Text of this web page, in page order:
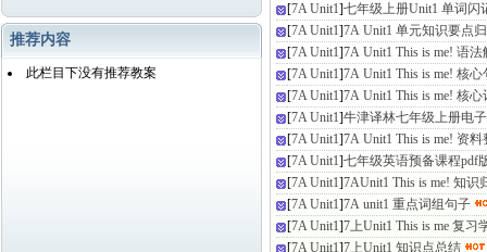
推荐内容
此栏目下没有推荐教案
[7A Unit1]七年级上册Unit1 单词闪
[7A Unit1]7A Unit1 单元知识要点
[7A Unit1]7A Unit1 This is me! 语法
[7A Unit1]7A Unit1 This is me! 核心
[7A Unit1]7A Unit1 This is me! 核心
[7A Unit1]牛津译林七年级上册电
[7A Unit1]7A Unit1 This is me! 资
[7A Unit1]七年级英语预备课程pdf
[7A Unit1]7AUnit1 This is me! 知识
[7A Unit1]7A unit1 重点词组句子
[7A Unit1]7上Unit1 This is me 复习
[7A Unit1]7上Unit1 知识点总结